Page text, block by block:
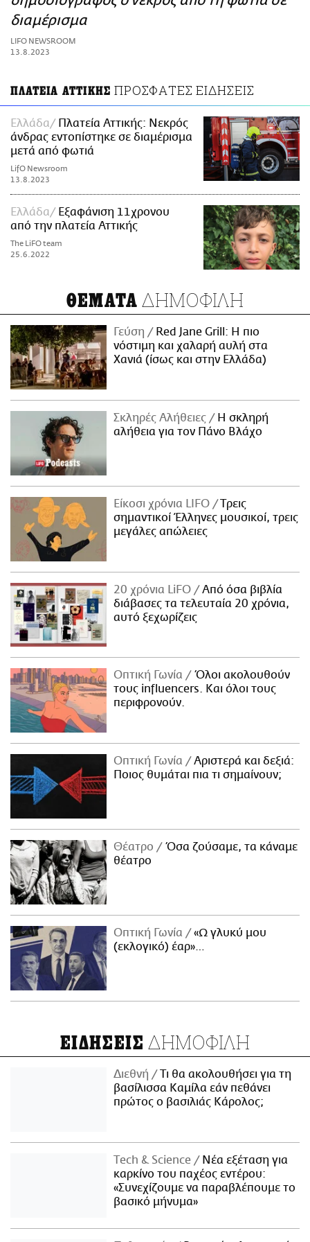
ΑΜΠΑ
PRINT
διαμέρισμα
LIFO NEWSROOM
13.8.2023
ΠΛΑΤΕΙΑ ΑΤΤΙΚΗΣ ΠΡΟΣΦΑΤΕΣ ΕΙΔΗΣΕΙΣ
Ελλάδα
Πλατεία Αττικής: Νεκρός
άνδρας εντοπίστηκε σε διαμέρισμα
μετά από φωτιά
LifO Newsroom
13.8.2023
Ελλάδα
Εξαφάνιση 11χρονου
από την πλατεία Αττικής
The LiFO team
25.6.2022
ΘΕΜΑΤΑ ΔΗΜΟΦΙΛΗ
Γεύση
Red Jane Grill: Η πιο
νόστιμη και χαλαρή αυλή στα
Χανιά (ίσως και στην Ελλάδα)
Σκληρές Αλήθειες
H σκληρή
αλήθεια για τον Πάνο Βλάχο
Είκοσι χρόνια LIFO
Tρεις
σημαντικοί Έλληνες μουσικοί, τρεις
μεγάλες απώλειες
20 χρόνια LiFO
Από όσα βιβλία
διάβασες τα τελευταία 20 χρόνια,
αυτό ξεχωρίζεις
Οπτική Γωνία
Όλοι ακολουθούν
τους influencers. Και όλοι τους
περιφρονούν.
Οπτική Γωνία
Αριστερά και δεξιά:
Ποιος θυμάται πια τι σημαίνουν;
Θέατρο
Όσα ζούσαμε, τα κάναμε
θέατρο
Οπτική Γωνία
«Ω γλυκύ μου
(εκλογικό) έαρ»…
ΕΙΔΗΣΕΙΣ ΔΗΜΟΦΙΛΗ
Διεθνή
Τι θα ακολουθήσει για τη
βασίλισσα Καμίλα εάν πεθάνει
πρώτος ο βασιλιάς Κάρολος;
Τech & Science
Νέα εξέταση για
καρκίνο του παχέος εντέρου:
«Συνεχίζουμε να παραβλέπουμε το
βασικό μήνυμα»